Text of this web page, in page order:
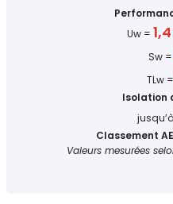
Uw =
Sw =
TLw =
Isolation
jusqu’à
Classement
Valeurs mesurées